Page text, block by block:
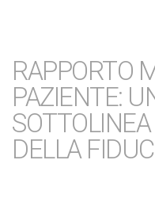
RAPPORTO
PAZIENTE:
DELLA